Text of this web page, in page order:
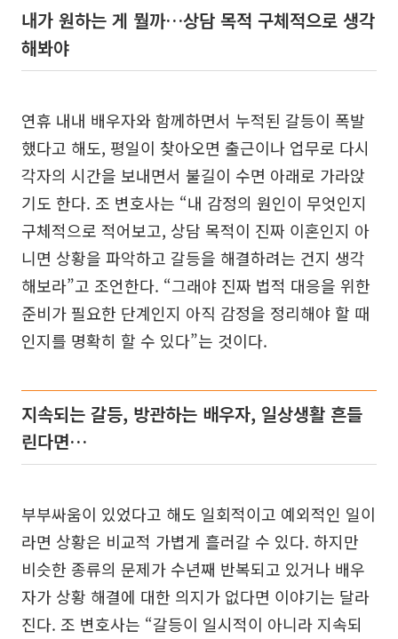
내가 원하는 게 뭘까…상담 목적 구체적으로 생각
해봐야
연휴 내내 배우자와 함께하면서 누적된 갈등이 폭발
했다고 해도, 평일이 찾아오면 출근이나 업무로 다시
각자의 시간을 보내면서 불길이 수면 아래로 가라앉
기도 한다. 조 변호사는 “내 감정의 원인이 무엇인지
구체적으로 적어보고, 상담 목적이 진짜 이혼인지 아
니면 상황을 파악하고 갈등을 해결하려는 건지 생각
해보라”고 조언한다. “그래야 진짜 법적 대응을 위한
준비가 필요한 단계인지 아직 감정을 정리해야 할 때
인지를 명확히 할 수 있다”는 것이다.
지속되는 갈등, 방관하는 배우자, 일상생활 흔들
린다면…
부부싸움이 있었다고 해도 일회적이고 예외적인 일이
라면 상황은 비교적 가볍게 흘러갈 수 있다. 하지만
비슷한 종류의 문제가 수년째 반복되고 있거나 배우
자가 상황 해결에 대한 의지가 없다면 이야기는 달라
진다. 조 변호사는 “갈등이 일시적이 아니라 지속되